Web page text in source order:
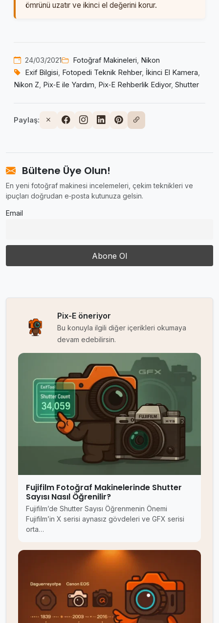
ömrünü uzatır ve ikinci el değerini korur.
24/03/2021 Fotoğraf Makineleri, Nikon
Exif Bilgisi, Fotopedi Teknik Rehber, İkinci El Kamera,
Nikon Z, Pix‑E ile Yardım, Pix‑E Rehberlik Ediyor, Shutter
Paylaş:
Bültene Üye Olun!
En yeni fotoğraf makinesi incelemeleri, çekim teknikleri ve
ipuçları doğrudan e‑posta kutunuza gelsin.
Email
Pix-E öneriyor
Bu konuyla ilgili diğer içerikleri okumaya
devam edebilirsin.
Fujifilm Fotoğraf Makinelerinde Shutter
Sayısı Nasıl Öğrenilir?
Fujifilm’de Shutter Sayısı Öğrenmenin Önemi
Fujifilm’in X serisi aynasız gövdeleri ve GFX serisi
orta…